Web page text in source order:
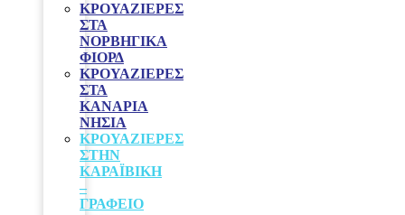
ΚΡΟΥΑΖΙΕΡΕΣ
ΣΤΑ
ΝΟΡΒΗΓΙΚΑ
ΦΙΟΡΔ
ΚΡΟΥΑΖΙΕΡΕΣ
ΣΤΑ
ΚΑΝΑΡΙΑ
ΝΗΣΙΑ
ΚΡΟΥΑΖΙΕΡΕΣ
ΣΤΗΝ
ΚΑΡΑΪΒΙΚΗ
–
ΓΡΑΦΕΊΟ